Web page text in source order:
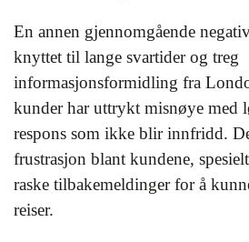
En annen gjennomgående
knyttet til lange svartider og treg
informasjonsformidling fra
kunder har uttrykt misnøye med
respons som ikke blir innfridd.
frustrasjon blant kundene,
raske tilbakemeldinger for å
reiser.